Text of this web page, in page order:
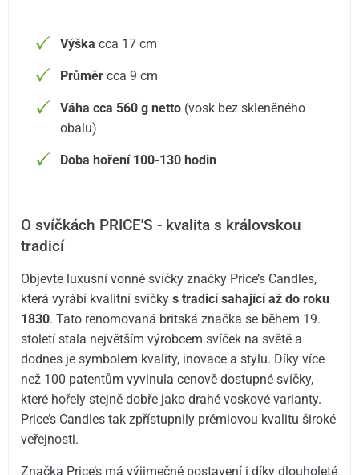
Výška cca 17 cm
Průměr cca 9 cm
Váha cca 560 g netto (vosk bez skleněného
obalu)
Doba hoření 100-130 hodin
O svíčkách PRICE'S - kvalita s královskou
tradicí
Objevte luxusní vonné svíčky značky Price’s Candles,
která vyrábí kvalitní svíčkys tradicí sahající až do roku
1830. Tato renomovaná britská značka se během 19.
století stala největším výrobcem svíček na světě a
dodnes je symbolem kvality, inovace a stylu. Díky více
než 100 patentům vyvinula cenově dostupné svíčky,
které hořely stejně dobře jako drahé voskové varianty.
Price’s Candles tak zpřístupnily prémiovou kvalitu široké
veřejnosti.
Značka Price’s má výjimečné postavení i díky dlouholeté